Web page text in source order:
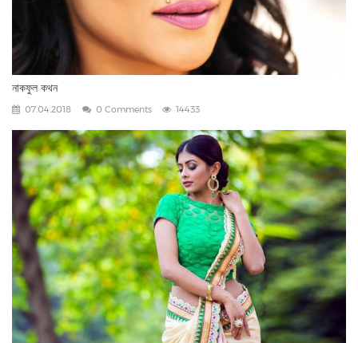
নাকফুল কথন
07.04.2018 0 Comments 14433